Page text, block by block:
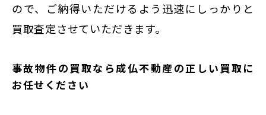
ので、ご納得いただけるよう迅速にしっかりと
買取査定させていただきます。
事故物件の買取なら成仏不動産の正しい買取に
お任せください